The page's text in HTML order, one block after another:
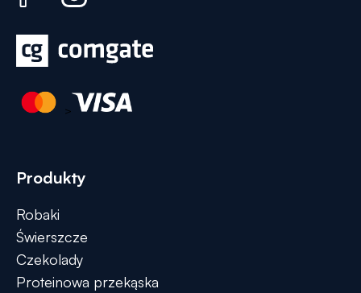
>
Produkty
Robaki
Świerszcze
Czekolady
Proteinowa przekąska